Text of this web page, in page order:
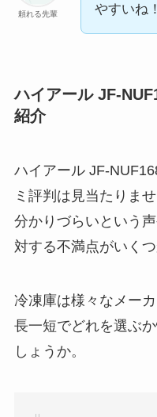
頼れる先輩
やすいね！
ハイアール JF-
紹介
ハイアール JF-
ミ評判は見当たりま
分かりづらいという
対する不満点がいく
冷凍庫は様々なメー
長一短でどれを選ぶ
しょうか。